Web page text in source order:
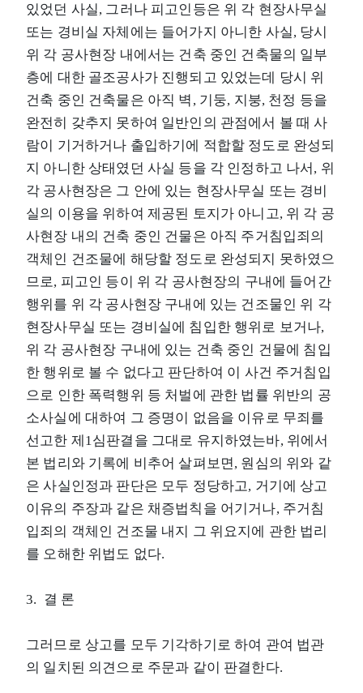
있었던 사실, 그러나 피고인등은 위 각 현장사무실
또는 경비실 자체에는 들어가지 아니한 사실, 당시
위 각 공사현장 내에서는 건축 중인 건축물의 일부
층에 대한 골조공사가 진행되고 있었는데 당시 위
건축 중인 건축물은 아직 벽, 기둥, 지붕, 천정 등을
완전히 갖추지 못하여 일반인의 관점에서 볼 때 사
람이 기거하거나 출입하기에 적합할 정도로 완성되
지 아니한 상태였던 사실 등을 각 인정하고 나서, 위
각 공사현장은 그 안에 있는 현장사무실 또는 경비
실의 이용을 위하여 제공된 토지가 아니고, 위 각 공
사현장 내의 건축 중인 건물은 아직 주거침입죄의
객체인 건조물에 해당할 정도로 완성되지 못하였으
므로, 피고인 등이 위 각 공사현장의 구내에 들어간
행위를 위 각 공사현장 구내에 있는 건조물인 위 각
현장사무실 또는 경비실에 침입한 행위로 보거나,
위 각 공사현장 구내에 있는 건축 중인 건물에 침입
한 행위로 볼 수 없다고 판단하여 이 사건 주거침입
으로 인한 폭력행위 등 처벌에 관한 법률 위반의 공
소사실에 대하여 그 증명이 없음을 이유로 무죄를
선고한 제1심판결을 그대로 유지하였는바, 위에서
본 법리와 기록에 비추어 살펴보면, 원심의 위와 같
은 사실인정과 판단은 모두 정당하고, 거기에 상고
이유의 주장과 같은 채증법칙을 어기거나, 주거침
입죄의 객체인 건조물 내지 그 위요지에 관한 법리
를 오해한 위법도 없다.
3. 결 론
그러므로 상고를 모두 기각하기로 하여 관여 법관
의 일치된 의견으로 주문과 같이 판결한다.